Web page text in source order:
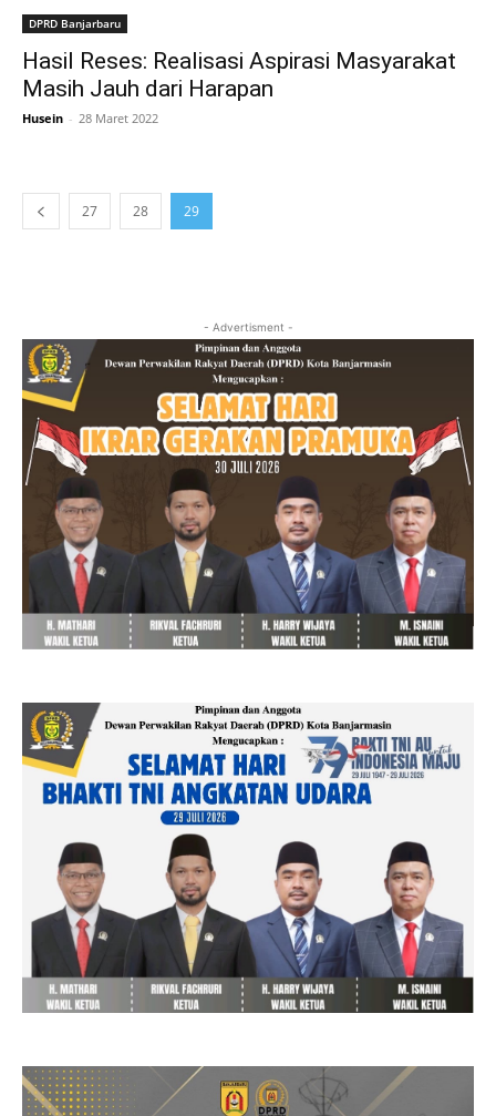
DPRD Banjarbaru
Hasil Reses: Realisasi Aspirasi Masyarakat
Masih Jauh dari Harapan
Husein - 28 Maret 2022
27 28 29
- Advertisment -